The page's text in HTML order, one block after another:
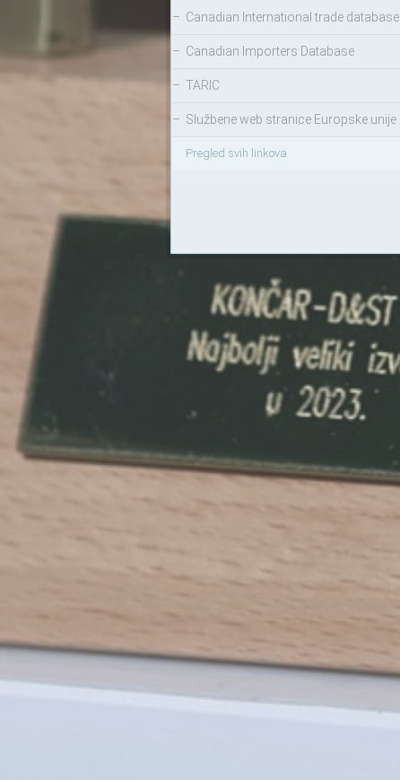
– Canadian International trade database
– Canadian Importers Database
– TARIC
– Službene web stranice Europske unije
Pregled svih linkova